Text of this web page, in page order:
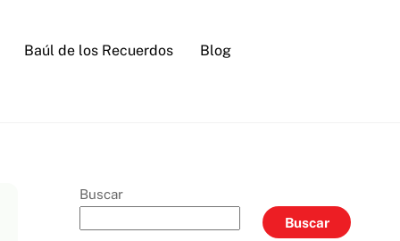
Baúl de los Recuerdos Blog
Buscar
Buscar